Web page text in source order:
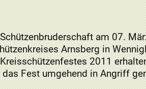
am 07.
Arnsberg in
2011
Fest umgehend in Angriff